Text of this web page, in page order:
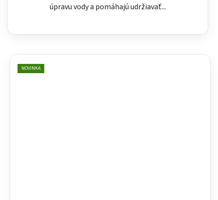
úpravu vody a pomáhajú udržiavať...
NOVINKA